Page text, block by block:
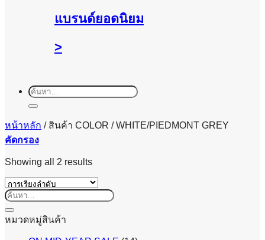
แบรนด์ยอดนิยม
>
ค้นหา:
หน้าหลัก /สินค้า COLOR /WHITE/PIEDMONT GREY
คัดกรอง
Showing all 2 results
ค้นหา:
หมวดหมู่สินค้า